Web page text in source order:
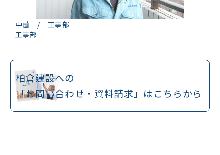
中薗 / 工事部
工事部
柏倉建設への
「お問い合わせ・ 資料請求」はこちらから